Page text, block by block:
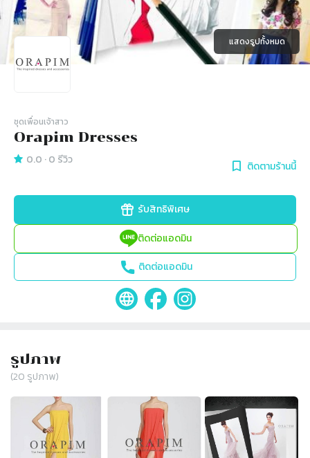
แสดงรูปทั้งหมด
ชุดเพื่อนเจ้าสาว
Orapim Dresses
0.0 ·0 รีวิว ติดตามร้านนี้
รับสิทธิพิเศษ
ติดต่อแอดมิน
ติดต่อแอดมิน
รูปภาพ
(20 รูปภาพ)